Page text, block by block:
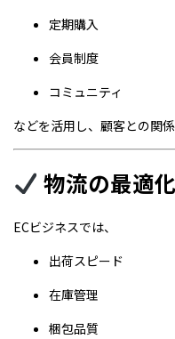
定期購入
会員制度
コミュニティ
などを活用し、顧客との関
物流の最適化
ECビジネスでは、
出荷スピード
在庫管理
梱包品質